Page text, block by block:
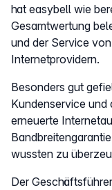
hat easybell wie
Gesamtwertung
und der Service
Internetprovidern.
Besonders gut
Kundenservice und
erneuerte
wussten zu
Der